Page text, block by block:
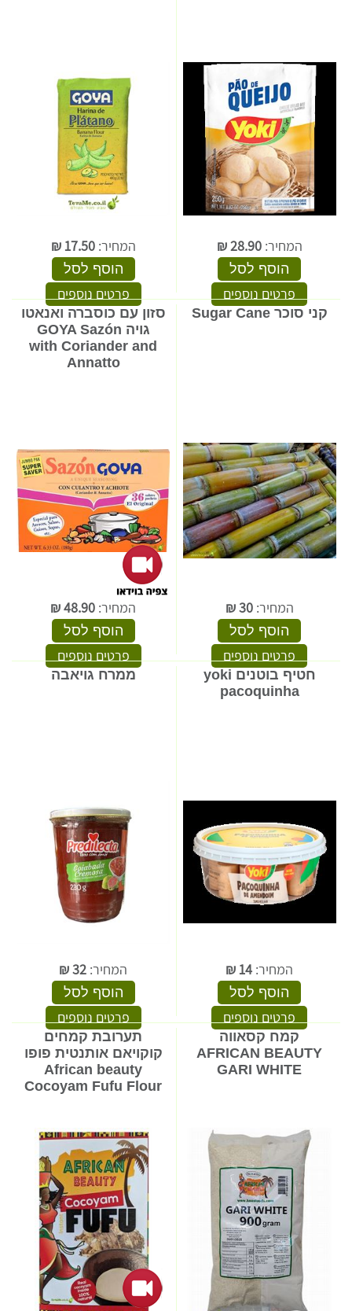
המחיר:28.90
₪
הוסף לסל
פרטים נוספים
המחיר:17.50
₪
הוסף לסל
פרטים נוספים
קני סוכר Sugar Cane
המחיר:30
₪
הוסף לסל
פרטים נוספים
סזון עם כוסברה ואנאטו
גויה GOYA Sazón
with Coriander and
Annatto
המחיר: 48.90
₪
הוסף לסל
פרטים נוספים
חטיף בוטנים yoki
pacoquinha
המחיר: 14
₪
הוסף לסל
פרטים נוספים
ממרח גויאבה
המחיר: 32
₪
הוסף לסל
פרטים נוספים
קמח קסאווה
AFRICAN BEAUTY
GARI WHITE
תערובת קמחים
קוקויאם אותנטית פופו
African beauty
Cocoyam Fufu Flour